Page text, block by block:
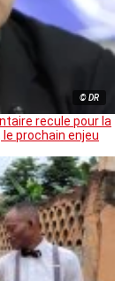
© DR
recule pour la
prochain enjeu